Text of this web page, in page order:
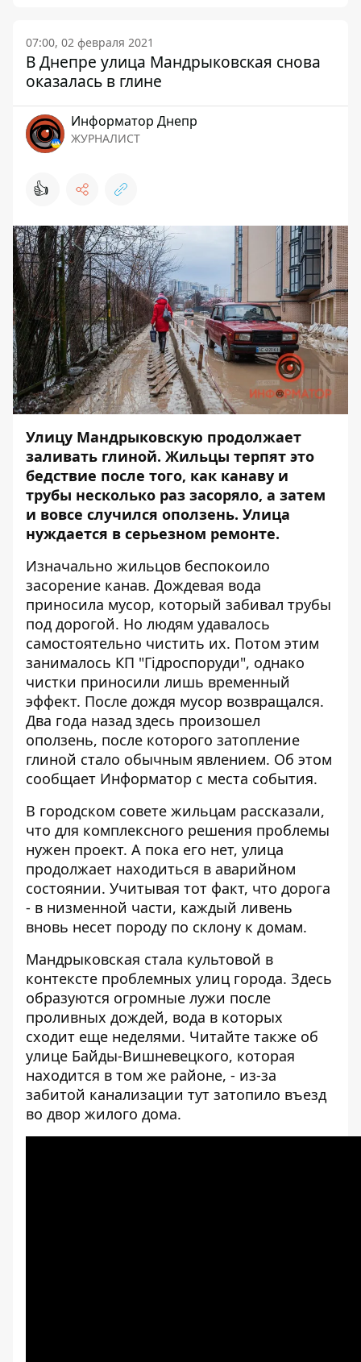
07:00, 02 февраля 2021
В Днепре улица Мандрыковская снова
оказалась в глине
Информатор Днепр
ЖУРНАЛИСТ
👍
Улицу Мандрыковскую продолжает
заливать глиной. Жильцы терпят это
бедствие после того, как канаву и
трубы несколько раз засоряло, а затем
и вовсе случился оползень. Улица
нуждается в серьезном ремонте.
Изначально жильцов беспокоило
засорение канав. Дождевая вода
приносила мусор, который забивал трубы
под дорогой. Но людям удавалось
самостоятельно чистить их. Потом этим
занималось КП "Гідроспоруди", однако
чистки приносили лишь временный
эффект. После дождя мусор возвращался.
Два года назад здесь произошел
оползень, после которого затопление
глиной стало обычным явлением. Об этом
сообщает Информатор с места события.
В городском совете жильцам рассказали,
что для комплексного решения проблемы
нужен проект. А пока его нет, улица
продолжает находиться в аварийном
состоянии. Учитывая тот факт, что дорога
- в низменной части, каждый ливень
вновь несет породу по склону к домам.
Мандрыковская стала культовой в
контексте проблемных улиц города. Здесь
образуются огромные лужи после
проливных дождей, вода в которых
сходит еще неделями. Читайте также об
улице Байды-Вишневецкого, которая
находится в том же районе, - из-за
забитой канализации тут затопило въезд
во двор жилого дома.